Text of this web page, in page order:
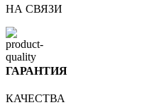
НА СВЯЗИ
ГАРАНТИЯ
КАЧЕСТВА